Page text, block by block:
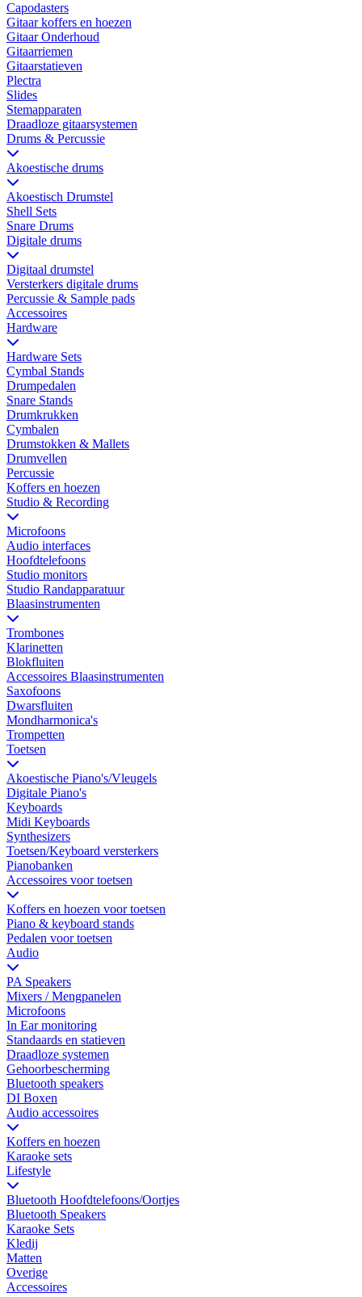
Capodasters
Gitaar koffers en hoezen
Gitaar Onderhoud
Gitaarriemen
Gitaarstatieven
Plectra
Slides
Stemapparaten
Draadloze gitaarsystemen
Drums & Percussie
Akoestische drums
Akoestisch Drumstel
Shell Sets
Snare Drums
Digitale drums
Digitaal drumstel
Versterkers digitale drums
Percussie & Sample pads
Accessoires
Hardware
Hardware Sets
Cymbal Stands
Drumpedalen
Snare Stands
Drumkrukken
Cymbalen
Drumstokken & Mallets
Drumvellen
Percussie
Koffers en hoezen
Studio & Recording
Microfoons
Audio interfaces
Hoofdtelefoons
Studio monitors
Studio Randapparatuur
Blaasinstrumenten
Trombones
Klarinetten
Blokfluiten
Accessoires Blaasinstrumenten
Saxofoons
Dwarsfluiten
Mondharmonica's
Trompetten
Toetsen
Akoestische Piano's/Vleugels
Digitale Piano's
Keyboards
Midi Keyboards
Synthesizers
Toetsen/Keyboard versterkers
Pianobanken
Accessoires voor toetsen
Koffers en hoezen voor toetsen
Piano & keyboard stands
Pedalen voor toetsen
Audio
PA Speakers
Mixers / Mengpanelen
Microfoons
In Ear monitoring
Standaards en statieven
Draadloze systemen
Gehoorbescherming
Bluetooth speakers
DI Boxen
Audio accessoires
Koffers en hoezen
Karaoke sets
Lifestyle
Bluetooth Hoofdtelefoons/Oortjes
Bluetooth Speakers
Karaoke Sets
Kledij
Matten
Overige
Accessoires